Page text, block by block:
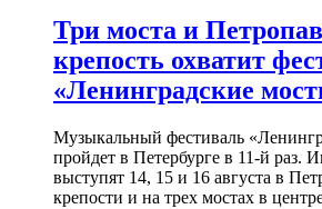
Три моста и
крепость охватит
«Ленинградские
Музыкальный фестиваль
пройдет в Петербурге в 11-й раз.
выступят 14, 15 и 16 августа в
крепости и на трех мостах в